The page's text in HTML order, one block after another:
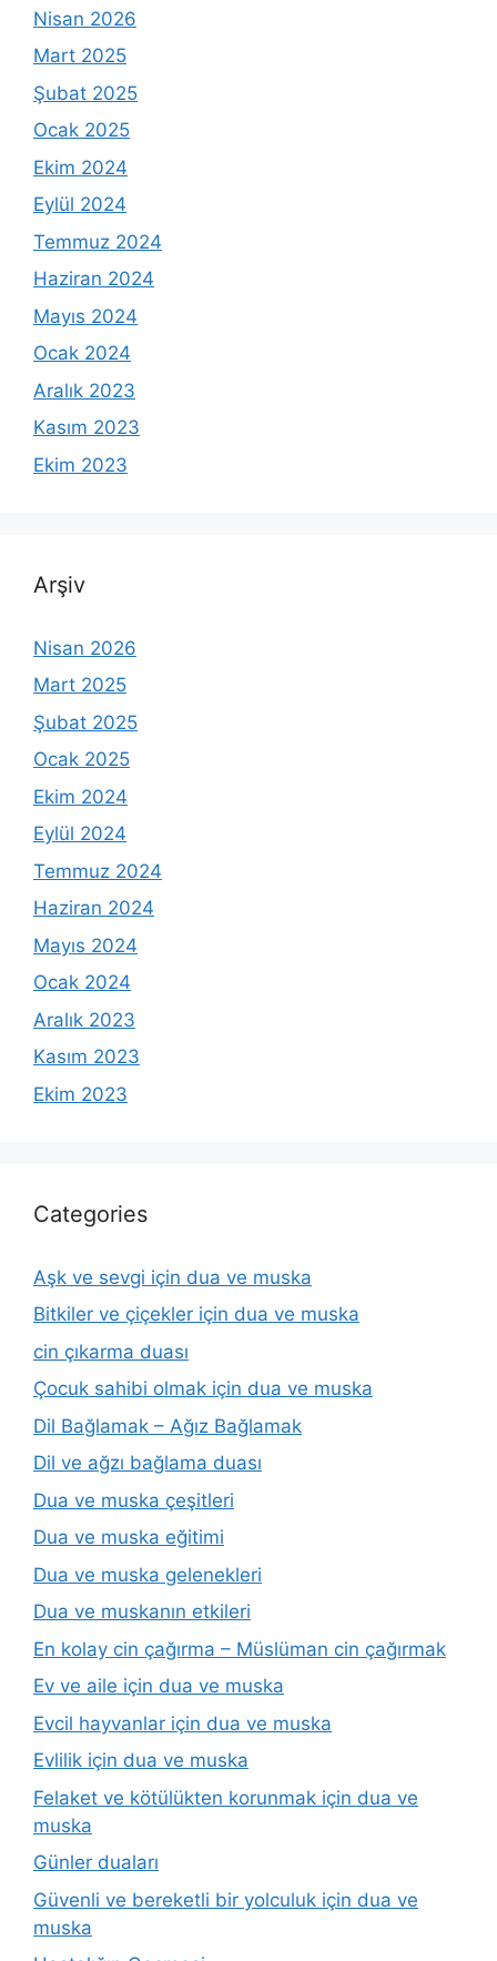
Nisan 2026
Mart 2025
Şubat 2025
Ocak 2025
Ekim 2024
Eylül 2024
Temmuz 2024
Haziran 2024
Mayıs 2024
Ocak 2024
Aralık 2023
Kasım 2023
Ekim 2023
Arşiv
Nisan 2026
Mart 2025
Şubat 2025
Ocak 2025
Ekim 2024
Eylül 2024
Temmuz 2024
Haziran 2024
Mayıs 2024
Ocak 2024
Aralık 2023
Kasım 2023
Ekim 2023
Categories
Aşk ve sevgi için dua ve muska
Bitkiler ve çiçekler için dua ve muska
cin çıkarma duası
Çocuk sahibi olmak için dua ve muska
Dil Bağlamak – Ağız Bağlamak
Dil ve ağzı bağlama duası
Dua ve muska çeşitleri
Dua ve muska eğitimi
Dua ve muska gelenekleri
Dua ve muskanın etkileri
En kolay cin çağırma – Müslüman cin çağırmak
Ev ve aile için dua ve muska
Evcil hayvanlar için dua ve muska
Evlilik için dua ve muska
Felaket ve kötülükten korunmak için dua ve
muska
Günler duaları
Güvenli ve bereketli bir yolculuk için dua ve
muska